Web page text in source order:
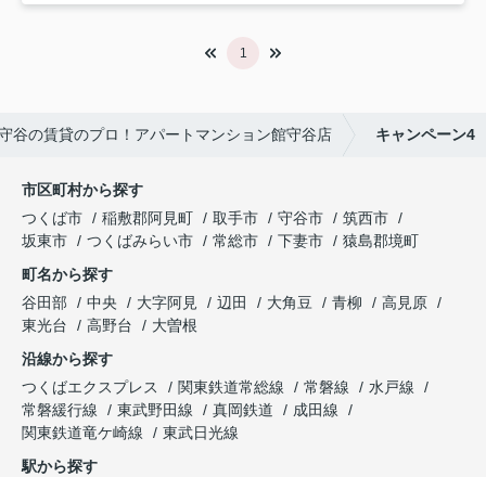
1
谷の賃貸のプロ！アパートマンション館守谷店 キャンペーン4
市区町村から探す
つくば市
稲敷郡阿見町 取手市 守谷市
筑西市
坂東市
つくばみらい市 常総市 下妻市
猿島郡境町
町名から探す
谷田部
中央 大字阿見 辺田 大角豆 青柳
高見原
東光台
高野台
大曽根
沿線から探す
つくばエクスプレス
関東鉄道常総線 常磐線
水戸線
常磐緩行線
東武野田線 真岡鉄道
成田線
関東鉄道竜ケ崎線
東武日光線
駅から探す